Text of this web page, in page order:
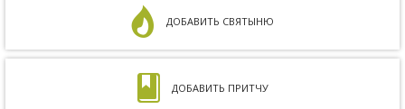
ДОБАВИТЬ СВЯТЫНЮ
ДОБАВИТЬ ПРИТЧУ